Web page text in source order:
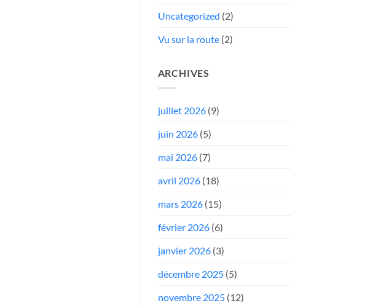
Uncategorized (2)
Vu sur la route(2)
ARCHIVES
juillet 2026(9)
juin 2026(5)
mai 2026(7)
avril 2026(18)
mars 2026(15)
février 2026(6)
janvier 2026(3)
décembre 2025(5)
novembre 2025(12)